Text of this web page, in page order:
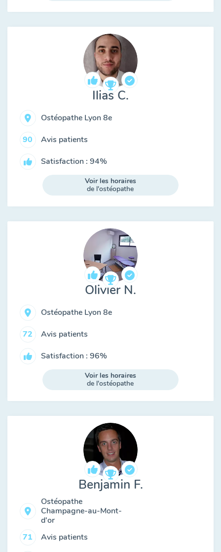
Ilias C.
Ostéopathe Lyon 8e
90
Avis patients
Satisfaction : 94%
Voir les horaires
de l'ostéopathe
Olivier N.
Ostéopathe Lyon 8e
72
Avis patients
Satisfaction : 96%
Voir les horaires
de l'ostéopathe
Benjamin F.
Ostéopathe
Champagne-au-Mont-
d'or
71
Avis patients